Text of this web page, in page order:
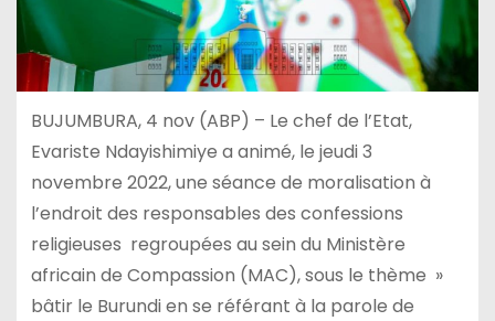
BUJUMBURA, 4 nov (ABP) – Le chef de l’Etat,
Evariste Ndayishimiye a animé, le jeudi 3
novembre 2022, une séance de moralisation à
l’endroit des responsables des confessions
religieuses regroupées au sein du Ministère
africain de Compassion (MAC), sous le thème »
bâtir le Burundi en se référant à la parole de